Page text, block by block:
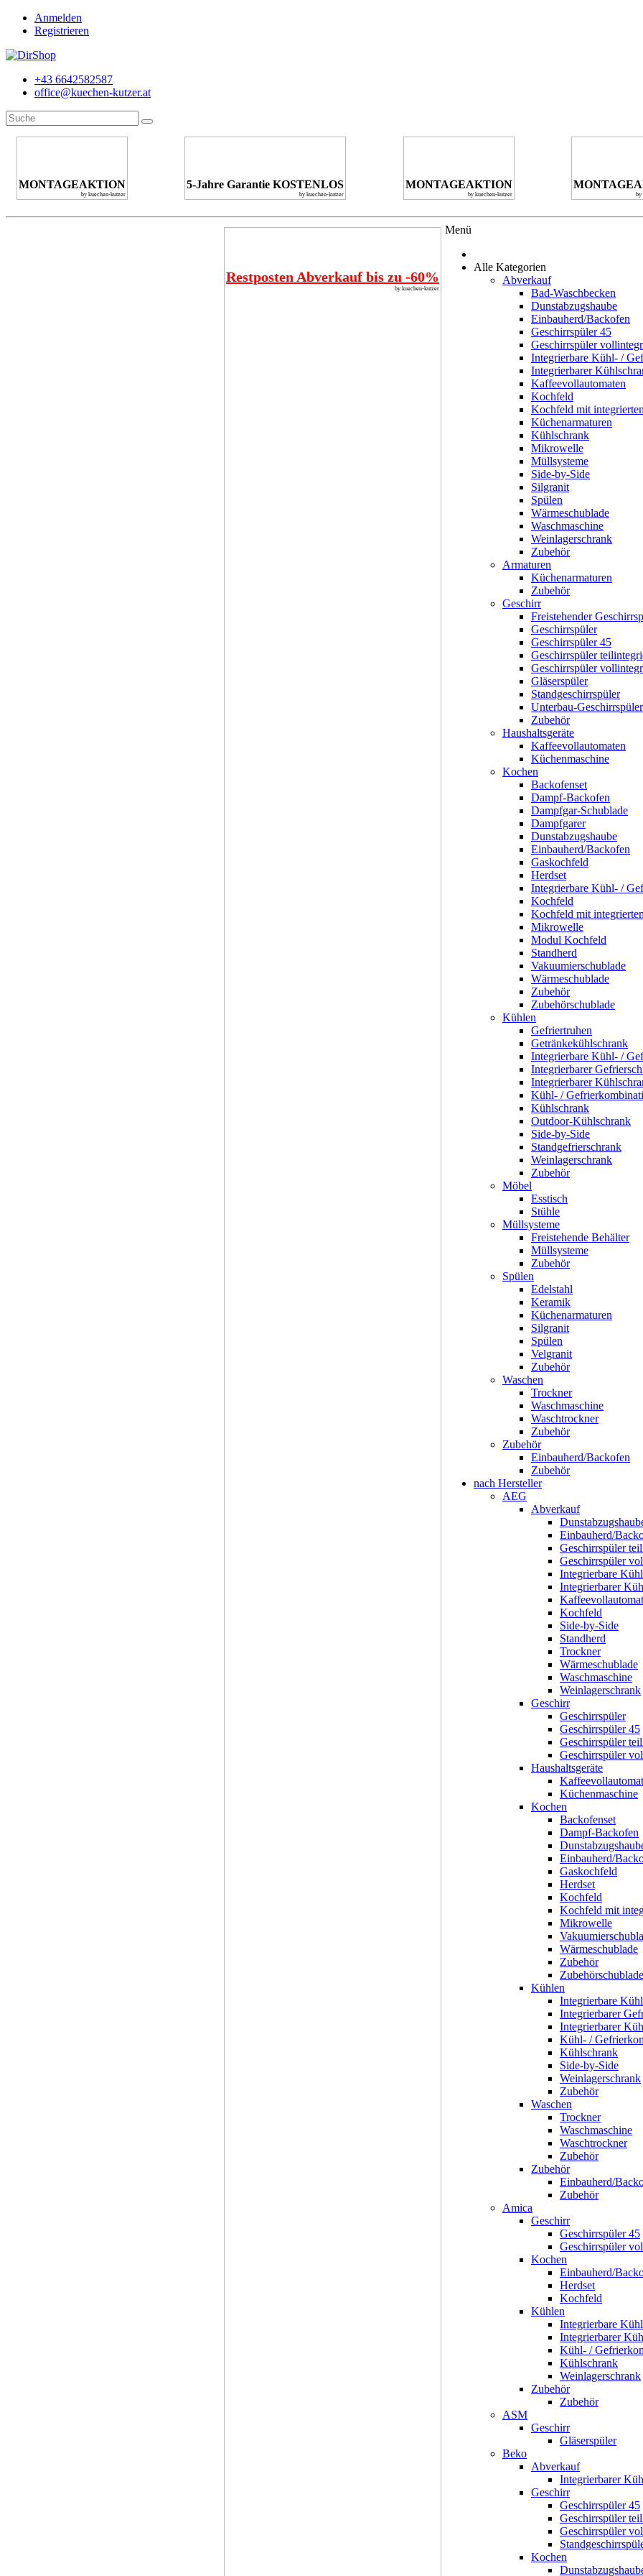
Anmelden
Registrieren
+43 6642582587
office@kuechen-kutzer.at
MONTAGEAKTION
by kuechen-kutzer
5-Jahre Garantie KOSTENLOS
by kuechen-kutzer
MONTAGEAKTION
by kuechen-kutzer by
Restposten Abverkauf bis zu -60%
by kuechen-kutzer
Menü
Alle Kategorien
Abverkauf
Bad-Waschbecken
Dunstabzugshaube
Einbauherd/Backofen
Geschirrspüler 45
Geschirrspüler
Integrierbare Kühl- /
Integrierbarer
Kaffeevollautomaten
Kochfeld
Kochfeld mit
Küchenarmaturen
Kühlschrank
Mikrowelle
Müllsysteme
Side-by-Side
Silgranit
Spülen
Wärmeschublade
Waschmaschine
Weinlagerschrank
Zubehör
Armaturen
Küchenarmaturen
Zubehör
Geschirr
Freistehender
Geschirrspüler
Geschirrspüler 45
Geschirrspüler
Geschirrspüler
Gläserspüler
Standgeschirrspüler
Unterbau-Geschirrspüler
Zubehör
Haushaltsgeräte
Kaffeevollautomaten
Küchenmaschine
Kochen
Backofenset
Dampf-Backofen
Dampfgar-Schublade
Dampfgarer
Dunstabzugshaube
Einbauherd/Backofen
Gaskochfeld
Herdset
Integrierbare Kühl- /
Kochfeld
Kochfeld mit
Mikrowelle
Modul Kochfeld
Standherd
Vakuumierschublade
Wärmeschublade
Zubehör
Zubehörschublade
Kühlen
Gefriertruhen
Getränkekühlschrank
Integrierbare Kühl- /
Integrierbarer
Integrierbarer
Kühl- /
Kühlschrank
Outdoor-Kühlschrank
Side-by-Side
Standgefrierschrank
Weinlagerschrank
Zubehör
Möbel
Esstisch
Stühle
Müllsysteme
Freistehende Behälter
Müllsysteme
Zubehör
Spülen
Edelstahl
Keramik
Küchenarmaturen
Silgranit
Spülen
Velgranit
Zubehör
Waschen
Trockner
Waschmaschine
Waschtrockner
Zubehör
Zubehör
Einbauherd/Backofen
Zubehör
nach Hersteller
AEG
Abverkauf
Einbauherd/
Geschirrspüler
Geschirrspüler
Integrierbare
Integrierbarer
Kochfeld
Side-by-Side
Standherd
Trockner
Wärmeschublade
Waschmaschine
Weinlagerschrank
Geschirr
Geschirrspüler
Geschirrspüler 45
Geschirrspüler
Geschirrspüler
Haushaltsgeräte
Küchenmaschine
Kochen
Backofenset
Dampf-Backofen
Einbauherd/
Gaskochfeld
Herdset
Kochfeld
Kochfeld mit
Mikrowelle
Wärmeschublade
Zubehör
Zubehörschublade
Kühlen
Integrierbare
Integrierbarer
Integrierbarer
Kühl- /
Kühlschrank
Side-by-Side
Weinlagerschrank
Zubehör
Waschen
Trockner
Waschmaschine
Waschtrockner
Zubehör
Zubehör
Einbauherd/
Zubehör
Amica
Geschirr
Geschirrspüler 45
Geschirrspüler
Kochen
Einbauherd/
Herdset
Kochfeld
Kühlen
Integrierbare
Integrierbarer
Kühl- /
Kühlschrank
Weinlagerschrank
Zubehör
Zubehör
ASM
Geschirr
Gläserspüler
Beko
Abverkauf
Integrierbarer
Geschirr
Geschirrspüler 45
Geschirrspüler
Geschirrspüler
Kochen